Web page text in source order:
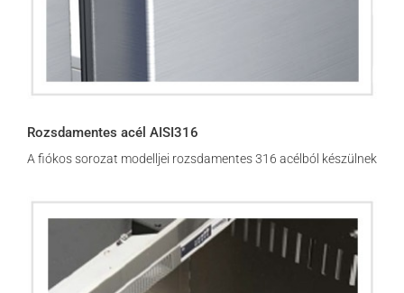
Rozsdamentes acél AISI316
A fiókos sorozat modelljei rozsdamentes 316 acélból készülnek